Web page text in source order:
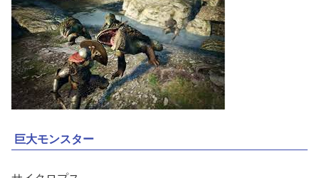
巨大モンスター